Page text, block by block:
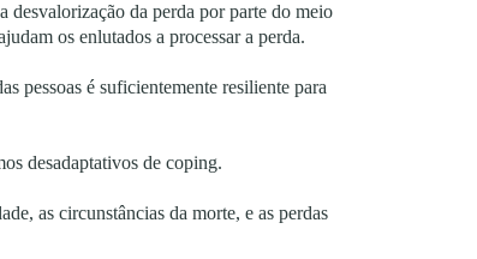
desvalorização da perda por parte do meio
os enlutados a processar a perda.
pessoas é suficientemente resiliente para
desadaptativos de coping.
as circunstâncias da morte, e as perdas